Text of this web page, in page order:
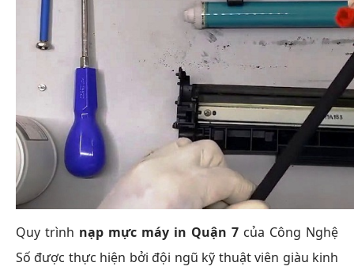
Quy trình nạp mực máy in Quận 7 của Công Nghệ
Số được thực hiện bởi đội ngũ kỹ thuật viên giàu kinh